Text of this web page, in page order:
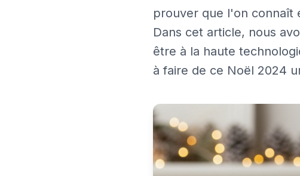
prouver que l'on connaît
Dans cet article, nous
être à la haute
à faire de ce Noël 2024